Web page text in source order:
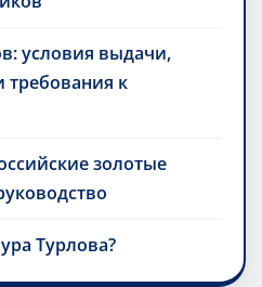
условия выдачи,
требования к
золотые
Турлова?